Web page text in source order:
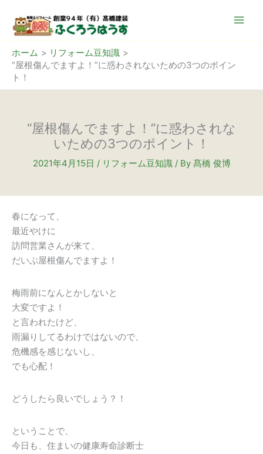
ホーム
リフォーム豆知識
“屋根傷んでますよ！”に惑わされないための3つのポイン
ト！
“屋根傷んでますよ！”に惑わされな
いための3つのポイント！
2021年4月15日 / リフォーム豆知識/ By 髙橋 俊博
春になって、
最近やけに
訪問営業さんが来て、
だいぶ屋根傷んでますよ！
梅雨前になんとかしないと
大変ですよ！
と言われたけど、
雨漏りしてるわけではないので、
危機感を感じないし、
でも心配！
どうしたら良いでしょう？！
ということで、
今日も、住まいの健康寿命診断士